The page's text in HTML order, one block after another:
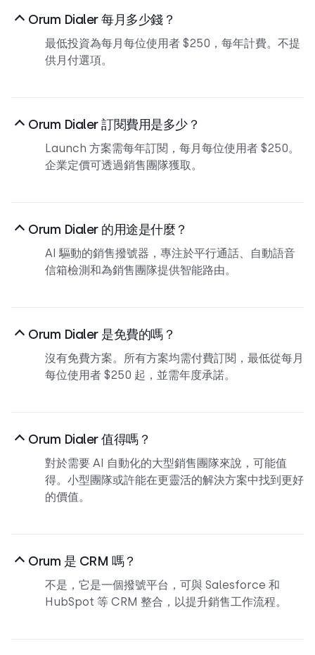
Orum Dialer 每月多少錢？
最低投資為每月每位使用者 $250，每年計費。不提
供月付選項。
Orum Dialer 訂閱費用是多少？
Launch 方案需每年訂閱，每月每位使用者 $250。
企業定價可透過銷售團隊獲取。
Orum Dialer 的用途是什麼？
AI 驅動的銷售撥號器，專注於平行通話、自動語音
信箱檢測和為銷售團隊提供智能路由。
Orum Dialer 是免費的嗎？
沒有免費方案。所有方案均需付費訂閱，最低從每月
每位使用者 $250 起，並需年度承諾。
Orum Dialer 值得嗎？
對於需要 AI 自動化的大型銷售團隊來說，可能值
得。小型團隊或許能在更靈活的解決方案中找到更好
的價值。
Orum 是 CRM 嗎？
不是，它是一個撥號平台，可與 Salesforce 和
HubSpot 等 CRM 整合，以提升銷售工作流程。